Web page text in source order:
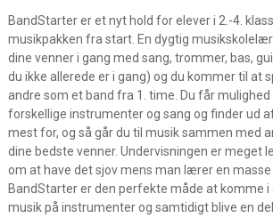
BandStarter er et nyt hold for elever i 2.-4.
musikpakken fra start. En dygtig
dine venner i gang med sang, trommer, bas,
du ikke allerede er i gang) og du kommer til at
andre som et band fra 1. time. Du får
forskellige instrumenter og sang og finder ud
mest for, og så går du til musik sammen med
dine bedste venner. Undervisningen er meget
om at have det sjov mens man lærer en masse
BandStarter er den perfekte måde at komme i
musik på instrumenter og samtidigt blive en